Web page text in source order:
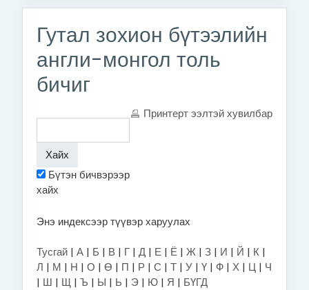
Гутал зохион бүтээлийн
англи-монгол толь
бичиг
Принтерт ээлтэй хувилбар
Бүтэн бичвэрээр
хайх
Энэ индексээр түүвэр харуулах
Тусгай | А | Б | В | Г | Д | Е | Ё | Ж | З | И | Й | К |
Л | М | Н | О | Ө | П | Р | С | Т | У | Ү | Ф | Х | Ц | Ч
| Ш | Щ | Ъ | Ы | Ь | Э | Ю | Я | БҮГД